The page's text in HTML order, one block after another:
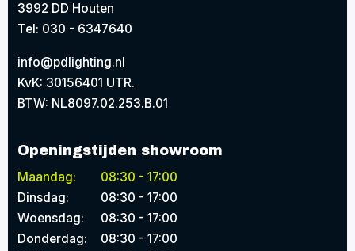
3992 DD Houten
Tel: 030 - 6347640
info@pdlighting.nl
KvK: 30156401 UTR.
BTW: NL8097.02.253.B.01
Openingstijden showroom
Maandag:
08:30 - 17:00
Dinsdag:
08:30 - 17:00
Woensdag:
08:30 - 17:00
Donderdag:
08:30 - 17:00